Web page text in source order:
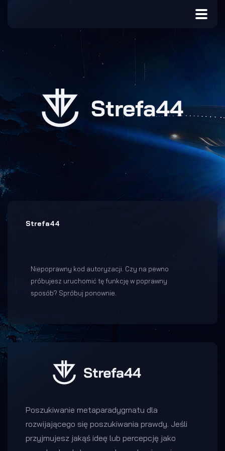
Strefa44
Niepoprawny kod autoryzacji. Czy na pewno
próbujesz uruchomić tę funkcję w poprawny
sposób? Spróbuj ponownie.
Poszukiwanie metaparadygmatu dla
rozwijającego się poszukiwania prawdy. Jeśli
przyjmujesz jakąś ideę lub percepcję jako